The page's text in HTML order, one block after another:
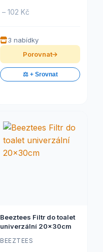
– 102 Kč
3 nabídky
Porovnat
⚖️ + Srovnat
Beeztees Filtr do toalet
univerzální 20x30cm
BEEZTEES